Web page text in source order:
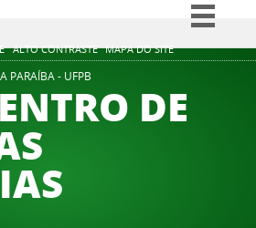
ALTO CONTRASTE MAPA DO SITE
Simplifique!
Participe
PARAÍBA - UFPB
DE